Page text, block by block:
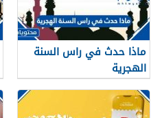
ماذا حدث في راس السنة
الهجرية